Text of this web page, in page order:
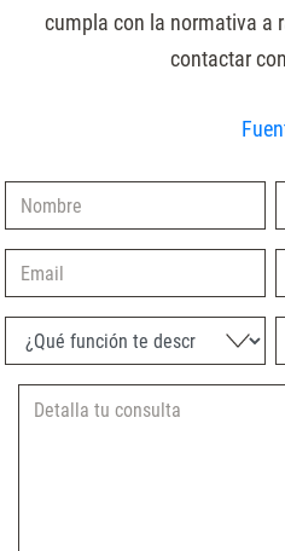
cumpla con la normativa a
contactar
Nombre
Email
¿Qué función te describe mejor?